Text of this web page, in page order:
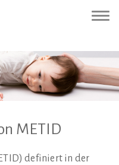
METID
definiert in der